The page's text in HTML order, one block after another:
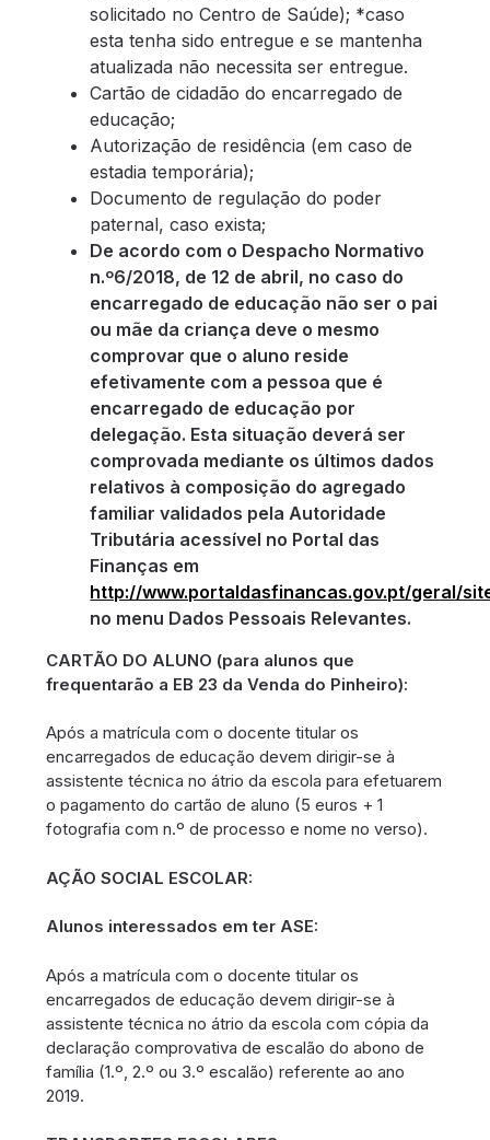
solicitado no Centro de Saúde); *caso
esta tenha sido entregue e se mantenha
atualizada não necessita ser entregue.
Cartão de cidadão do encarregado de
educação;
Autorização de residência (em caso de
estadia temporária);
Documento de regulação do poder
paternal, caso exista;
De acordo com o Despacho Normativo
n.º6/2018, de 12 de abril, no caso do
encarregado de educação não ser o pai
ou mãe da criança deve o mesmo
comprovar que o aluno reside
efetivamente com a pessoa que é
encarregado de educação por
delegação. Esta situação deverá ser
comprovada mediante os últimos dados
relativos à composição do agregado
familiar validados pela Autoridade
Tributária acessível no Portal das
Finanças em
http://www.portaldasfinancas.gov.pt/geral/
no menu Dados Pessoais Relevantes.
CARTÃO DO ALUNO (para alunos que
frequentarão a EB 23 da Venda do Pinheiro):
Após a matrícula com o docente titular os
encarregados de educação devem dirigir-se à
assistente técnica no átrio da escola para efetuarem
o pagamento do cartão de aluno (5 euros + 1
fotografia com n.º de processo e nome no verso).
AÇÃO SOCIAL ESCOLAR:
Alunos interessados em ter ASE:
Após a matrícula com o docente titular os
encarregados de educação devem dirigir-se à
assistente técnica no átrio da escola com cópia da
declaração comprovativa de escalão do abono de
família (1.º, 2.º ou 3.º escalão) referente ao ano
2019.